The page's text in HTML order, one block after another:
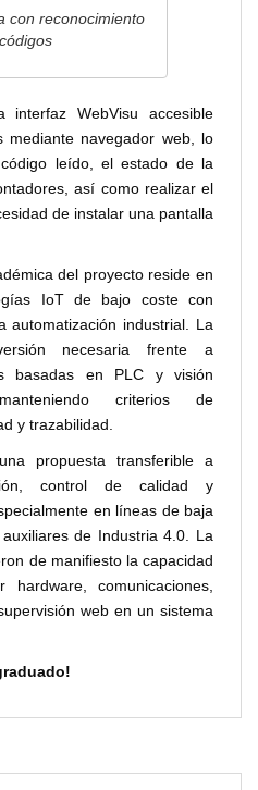
con reconocimiento
interfaz WebVisu accesible
mediante navegador web, lo
leído, el estado de la
así como realizar el
de instalar una pantalla
del proyecto reside en
IoT de bajo coste con
automatización industrial. La
necesaria frente a
basadas en PLC y visión
criterios de
y trazabilidad.
propuesta transferible a
control de calidad y
en líneas de baja
de Industria 4.0. La
de manifiesto la capacidad
comunicaciones,
web en un sistema